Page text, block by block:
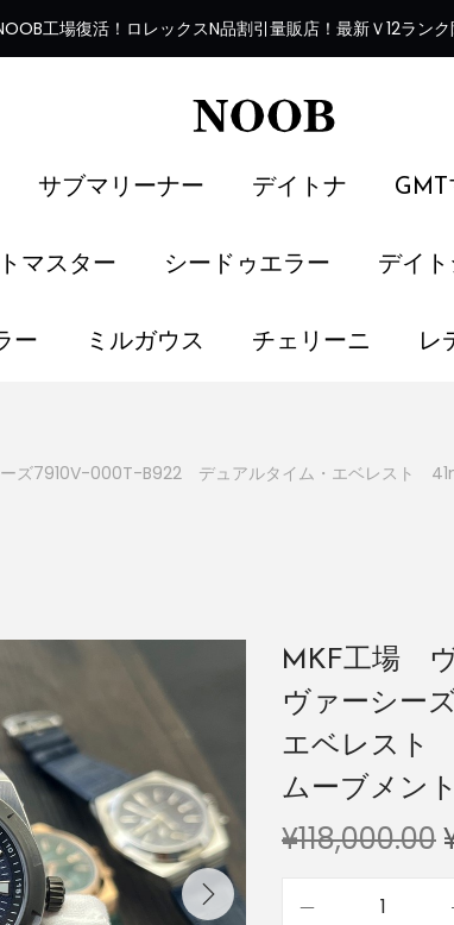
工場復活 ！ ロレックスN品割引量販店！最新Ｖ12ランク
サブマリーナー デイトナ
マスター シードゥエラー デイト
ー ミルガウス チェリーニ レ
ズ7910V-000T-B922 デュアルタイム・エベレスト
MKF工場
ヴァーシー
エベレスト
ムーブメン
¥118,000.00